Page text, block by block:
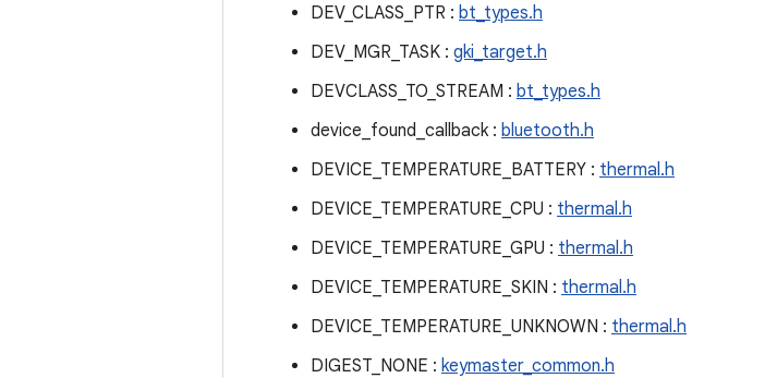
DEV_CLASS_PTR : bt_types.h
DEV_MGR_TASK : gki_target.h
DEVCLASS_TO_STREAM : bt_types.h
device_found_callback : bluetooth.h
DEVICE_TEMPERATURE_BATTERY : thermal.h
DEVICE_TEMPERATURE_CPU : thermal.h
DEVICE_TEMPERATURE_GPU : thermal.h
DEVICE_TEMPERATURE_SKIN : thermal.h
DEVICE_TEMPERATURE_UNKNOWN : thermal.h
DIGEST_NONE : keymaster_common.h